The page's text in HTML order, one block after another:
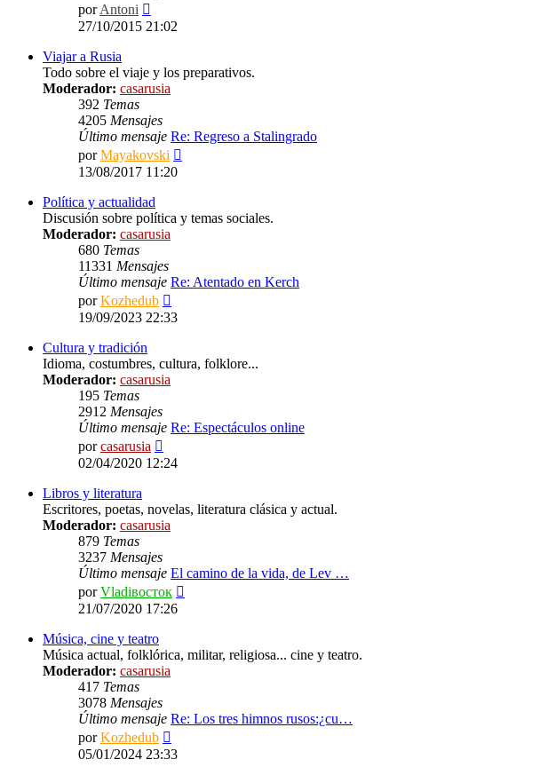
porAntoni
último
27/10/2015 21:02
Viajar a Rusia
Todo sobre el viaje y los preparativos.
Moderador: casarusia
392 Temas
4205 Mensajes
Último mensaje Re: Regreso a Stalingrado
porMayakovski
13/08/2017 11:20
Política y actualidad
Discusión sobre política y temas sociales.
Moderador: casarusia
680 Temas
11331 Mensajes
Último mensaje Re: Atentado en Kerch
porKozhedub
último
19/09/2023 22:33
Cultura y tradición
Idioma, costumbres, cultura, folklore...
Moderador: casarusia
195 Temas
2912 Mensajes
Último mensaje Re: Espectáculos online
porcasarusia
último
02/04/2020 12:24
Libros y literatura
Escritores, poetas, novelas, literatura clásica y actual.
Moderador: casarusia
879 Temas
3237 Mensajes
Último mensaje El camino de la vida, de Lev …
porVladiвосток
21/07/2020 17:26
Música, cine y teatro
Música actual, folklórica, militar, religiosa... cine y teatro.
Moderador: casarusia
417 Temas
3078 Mensajes
Último mensaje Re: Los tres himnos rusos:¿cu…
porKozhedub
último
05/01/2024 23:33